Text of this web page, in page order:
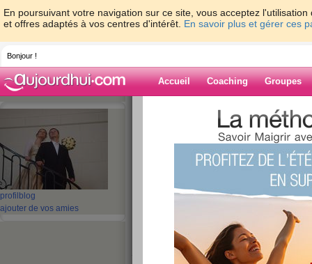
En poursuivant votre navigation sur ce site, vous acceptez
et offres adaptés à vos centres d'intérêt. En savoir plus et gérer ces
Bonjour !
Accueil Coaching Groupes
profil blog
ajouter de vos amies
> > journée du
Blog de sulie
journée du 21/04
j'ai craqué !!! devant des gateux au chocolat